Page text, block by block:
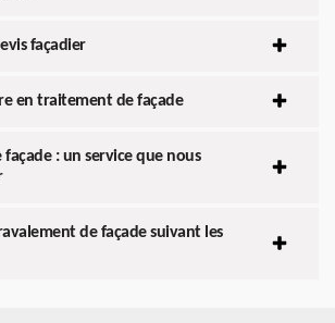
façadier
en traitement de façade
façade : un service que nous
de façade suivant les